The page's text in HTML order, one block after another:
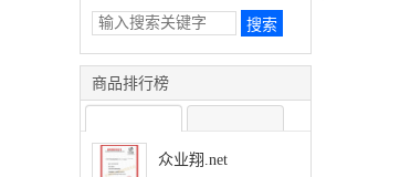
商品排行榜
众业翔.net